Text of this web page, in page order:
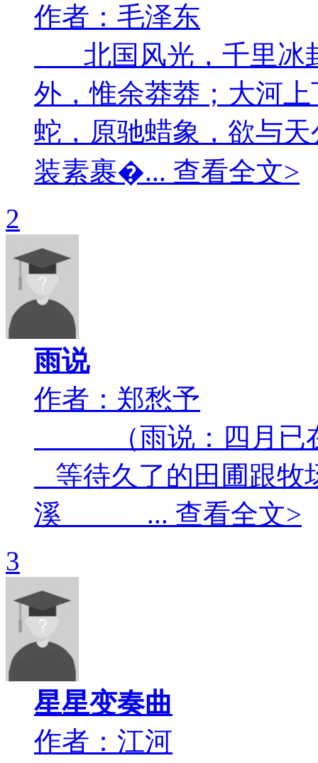
作者：毛泽东
北国风光，千里冰
外，惟余莽莽；大河
蛇，原驰蜡象，欲与
装素裹�... 查看全文>
2
雨说
作者：郑愁予
（雨说：四月
等待久了的田圃
溪 ... 查看全文>
3
星星变奏曲
作者：江河